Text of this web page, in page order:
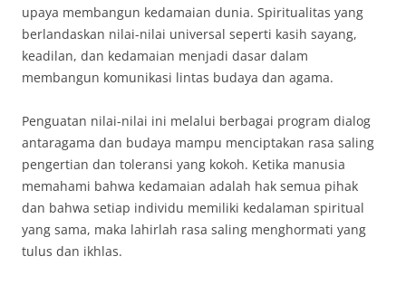
upaya membangun kedamaian dunia. Spiritualitas yang
berlandaskan nilai-nilai universal seperti kasih sayang,
keadilan, dan kedamaian menjadi dasar dalam
membangun komunikasi lintas budaya dan agama.
Penguatan nilai-nilai ini melalui berbagai program dialog
antaragama dan budaya mampu menciptakan rasa saling
pengertian dan toleransi yang kokoh. Ketika manusia
memahami bahwa kedamaian adalah hak semua pihak
dan bahwa setiap individu memiliki kedalaman spiritual
yang sama, maka lahirlah rasa saling menghormati yang
tulus dan ikhlas.